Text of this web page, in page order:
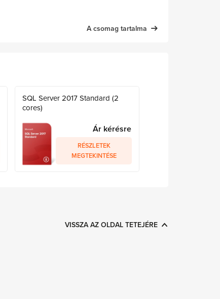
A csomag tartalma
SQL Server 2017 Standard (2
cores)
Ár kérésre
RÉSZLETEK
MEGTEKINTÉSE
VISSZA AZ OLDAL TETEJÉRE